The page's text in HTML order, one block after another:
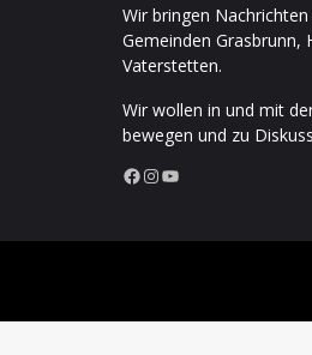
Wir bringen
Gemeinden Grasbrunn,
Vaterstetten.
Wir wollen in und mit
bewegen und zu
Facebook InstagramYouTube